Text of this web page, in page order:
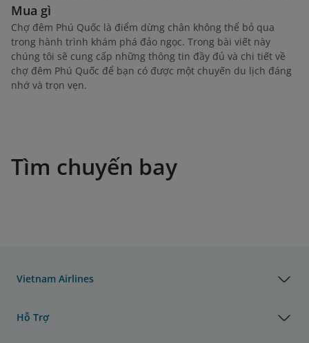
Mua gì
Chợ đêm Phú Quốc là điểm dừng chân không thể bỏ qua
trong hành trình khám phá đảo ngọc. Trong bài viết này
chúng tôi sẽ cung cấp những thông tin đầy đủ và chi tiết về
chợ đêm Phú Quốc để bạn có được một chuyến du lịch đáng
nhớ và trọn vẹn.
Tìm chuyến bay
Vietnam Airlines
Hỗ Trợ